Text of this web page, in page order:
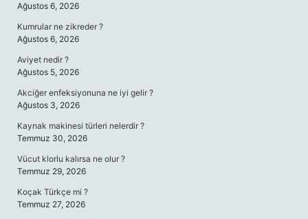
Ağustos 6, 2026
Kumrular ne zikreder ?
Ağustos 6, 2026
Aviyet nedir ?
Ağustos 5, 2026
Akciğer enfeksiyonuna ne iyi gelir ?
Ağustos 3, 2026
Kaynak makinesi türleri nelerdir ?
Temmuz 30, 2026
Vücut klorlu kalırsa ne olur ?
Temmuz 29, 2026
Koçak Türkçe mi ?
Temmuz 27, 2026